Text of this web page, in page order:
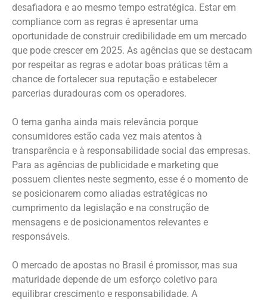
desafiadora e ao mesmo tempo estratégica. Estar em
compliance com as regras é apresentar uma
oportunidade de construir credibilidade em um mercado
que pode crescer em 2025. As agências que se destacam
por respeitar as regras e adotar boas práticas têm a
chance de fortalecer sua reputação e estabelecer
parcerias duradouras com os operadores.
O tema ganha ainda mais relevância porque
consumidores estão cada vez mais atentos à
transparência e à responsabilidade social das empresas.
Para as agências de publicidade e marketing que
possuem clientes neste segmento, esse é o momento de
se posicionarem como aliadas estratégicas no
cumprimento da legislação e na construção de
mensagens e de posicionamentos relevantes e
responsáveis.
O mercado de apostas no Brasil é promissor, mas sua
maturidade depende de um esforço coletivo para
equilibrar crescimento e responsabilidade. A